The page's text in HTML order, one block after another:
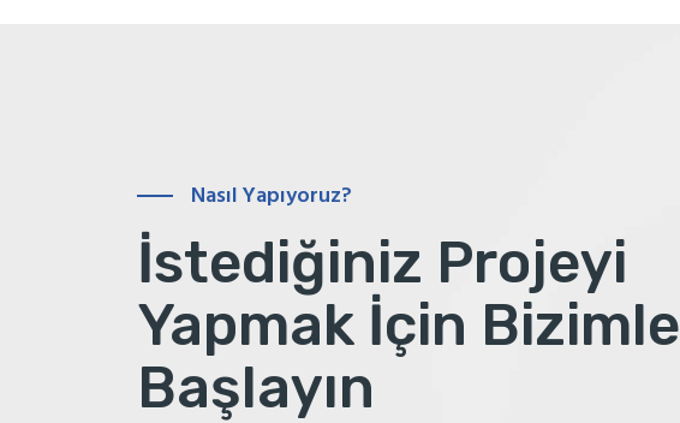
Nasıl Yapıyoruz?
İstediğiniz Projeyi
Yapmak İçin Bizimle
Başlayın